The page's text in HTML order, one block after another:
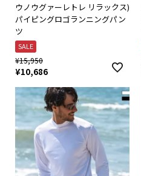
ウノウグァーレトレ リラックス)
パイピングロゴランニングパン
ツ
SALE
¥15,950
¥10,686